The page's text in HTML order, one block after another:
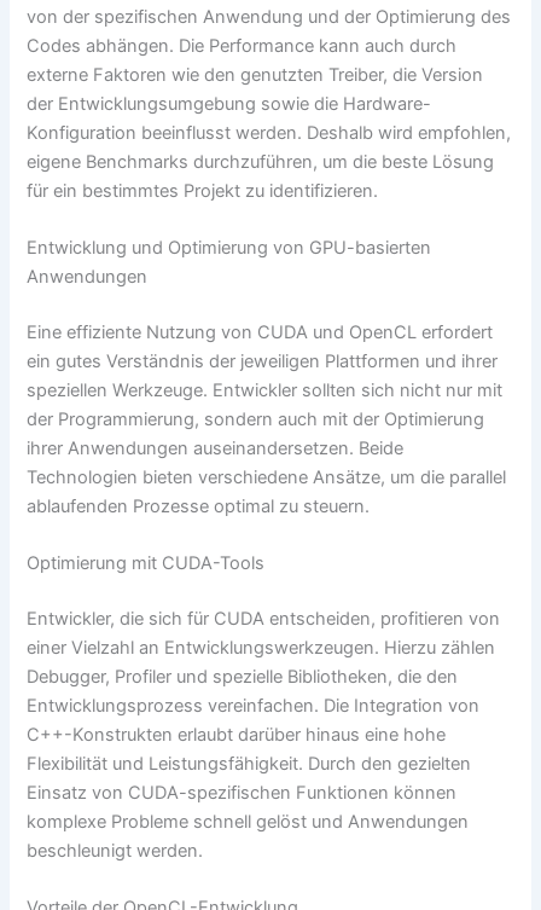
von der spezifischen Anwendung und der Optimierung des
Codes abhängen. Die Performance kann auch durch
externe Faktoren wie den genutzten Treiber, die Version
der Entwicklungsumgebung sowie die Hardware-
Konfiguration beeinflusst werden. Deshalb wird empfohlen,
eigene Benchmarks durchzuführen, um die beste Lösung
für ein bestimmtes Projekt zu identifizieren.
Entwicklung und Optimierung von GPU-basierten
Anwendungen
Eine effiziente Nutzung von CUDA und OpenCL erfordert
ein gutes Verständnis der jeweiligen Plattformen und ihrer
speziellen Werkzeuge. Entwickler sollten sich nicht nur mit
der Programmierung, sondern auch mit der Optimierung
ihrer Anwendungen auseinandersetzen. Beide
Technologien bieten verschiedene Ansätze, um die parallel
ablaufenden Prozesse optimal zu steuern.
Optimierung mit CUDA-Tools
Entwickler, die sich für CUDA entscheiden, profitieren von
einer Vielzahl an Entwicklungswerkzeugen. Hierzu zählen
Debugger, Profiler und spezielle Bibliotheken, die den
Entwicklungsprozess vereinfachen. Die Integration von
C++-Konstrukten erlaubt darüber hinaus eine hohe
Flexibilität und Leistungsfähigkeit. Durch den gezielten
Einsatz von CUDA-spezifischen Funktionen können
komplexe Probleme schnell gelöst und Anwendungen
beschleunigt werden.